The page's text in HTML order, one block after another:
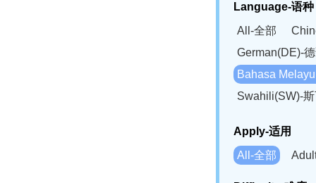
Language-语种
All-全部
German(DE)-
Bahasa
Swahili(SW)-
Apply-适用
All-全部